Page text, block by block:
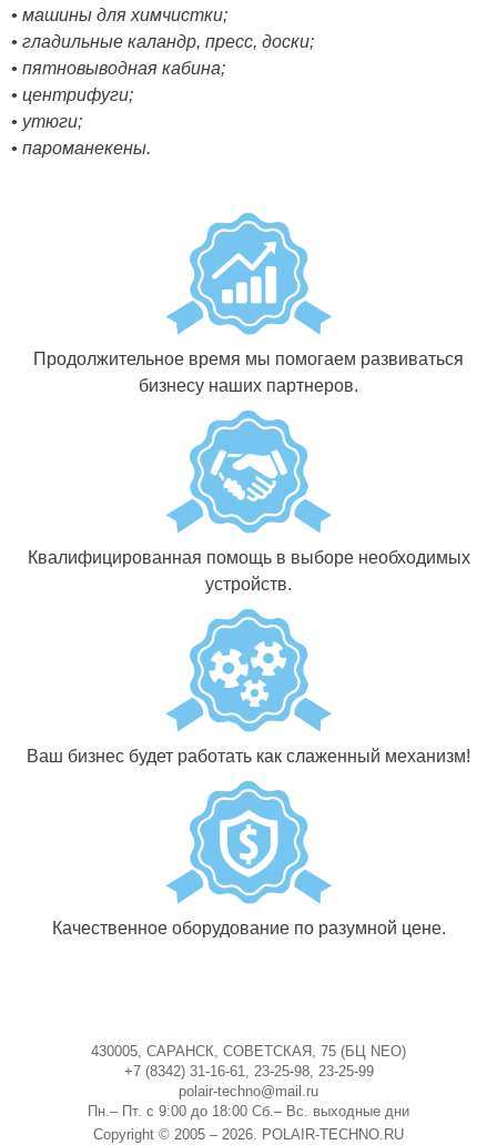
• машины для химчистки;
• гладильные каландр, пресс, доски;
• пятновыводная кабина;
• центрифуги;
• утюги;
• пароманекены.
Продолжительное время мы помогаем развиваться
бизнесу наших партнеров.
Квалифицированная помощь в выборе необходимых
устройств.
Ваш бизнес будет работать как слаженный механизм!
Качественное оборудование по разумной цене.
430005, САРАНСК, СОВЕТСКАЯ, 75 (БЦ NEO)
+7 (8342) 31-16-61, 23-25-98, 23-25-99
polair-techno@mail.ru
Пн.– Пт. с 9:00 до 18:00 Сб.– Вс. выходные дни
Copyright © 2005 – 2026. POLAIR-TECHNO.RU